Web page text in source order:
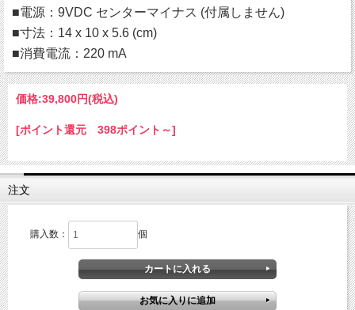
■電源：9VDC センターマイナス (付属しません)
■寸法：14 x 10 x 5.6 (cm)
■消費電流：220 mA
価格:39,800円(税込)
[ポイント還元 398ポイント～]
注文
購入数： 個